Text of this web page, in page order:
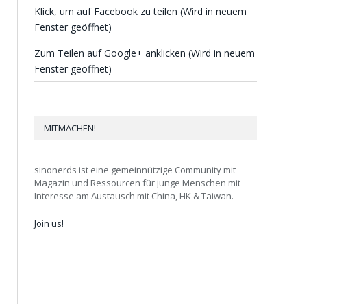
Klick, um auf Facebook zu teilen (Wird in neuem
Fenster geöffnet)
Zum Teilen auf Google+ anklicken (Wird in neuem
Fenster geöffnet)
MITMACHEN!
sinonerds ist eine gemeinnützige Community mit
Magazin und Ressourcen für junge Menschen mit
Interesse am Austausch mit China, HK & Taiwan.
Join us!